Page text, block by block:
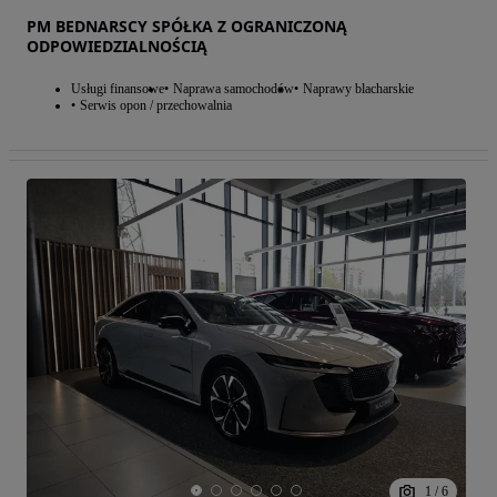
PM BEDNARSCY SPÓŁKA Z OGRANICZONĄ
ODPOWIEDZIALNOŚCIĄ
Usługi finansowe Naprawa samochodów Naprawy blacharskie
Serwis opon / przechowalnia
1 / 6